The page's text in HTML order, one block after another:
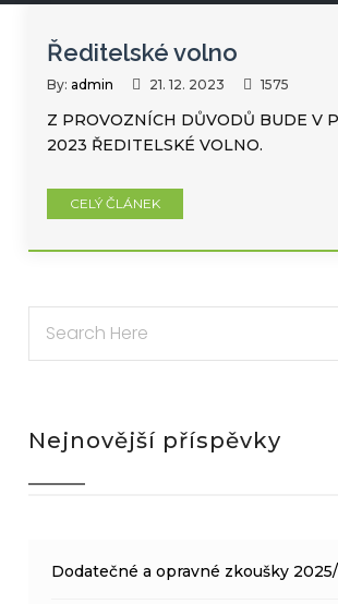
Ředitelské volno
By: admin 21. 12. 2023 1575
Z PROVOZNÍCH DŮVODŮ BUDE V
2023 ŘEDITELSKÉ VOLNO.
CELÝ ČLÁNEK
Nejnovější příspěvky
Dodatečné a opravné zkoušky